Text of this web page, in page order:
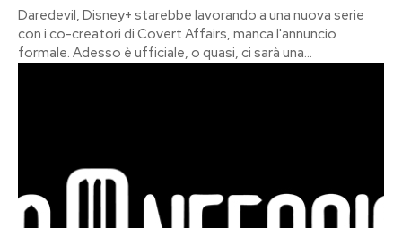
Daredevil, Disney+ starebbe lavorando a una nuova serie
con i co-creatori di Covert Affairs, manca l'annuncio
formale. Adesso è ufficiale, o quasi, ci sarà una...